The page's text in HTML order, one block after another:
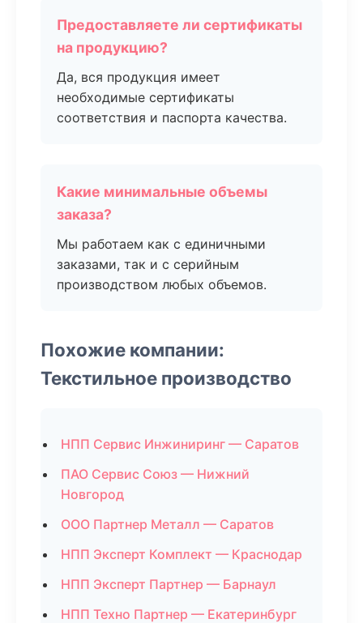
Предоставляете ли сертификаты
на продукцию?
Да, вся продукция имеет
необходимые сертификаты
соответствия и паспорта качества.
Какие минимальные объемы
заказа?
Мы работаем как с единичными
заказами, так и с серийным
производством любых объемов.
Похожие компании:
Текстильное производство
НПП Сервис Инжиниринг — Саратов
ПАО Сервис Союз — Нижний
Новгород
ООО Партнер Металл — Саратов
НПП Эксперт Комплект — Краснодар
НПП Эксперт Партнер — Барнаул
НПП Техно Партнер — Екатеринбург